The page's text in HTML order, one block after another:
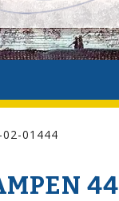
01444
44